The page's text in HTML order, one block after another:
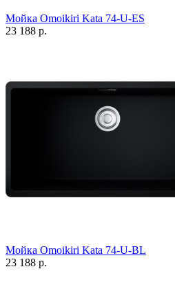
Мойка Omoikiri Kata 74-U-ES
23 188 р.
Мойка Omoikiri Kata 74-U-BL
23 188 р.